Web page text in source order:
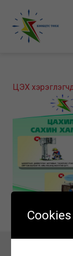
content
ЦЭХ
Cookies